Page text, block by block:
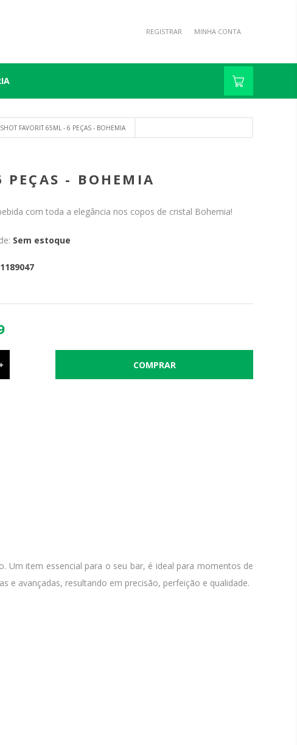
REGISTRAR MINHA CONTA
FAVORIT 65ML - 6 PEÇAS - BOHEMIA
PEÇAS - BOHEMIA
com toda a elegância nos copos de cristal Bohemia!
Sem estoque
1189047
Um item essencial para o seu bar, é ideal para momentos de
e avançadas, resultando em precisão, perfeição e qualidade.